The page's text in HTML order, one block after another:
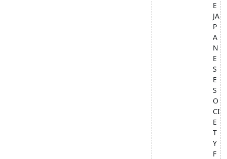
E
JA
P
A
N
E
S
E
S
O
CI
E
T
Y
F